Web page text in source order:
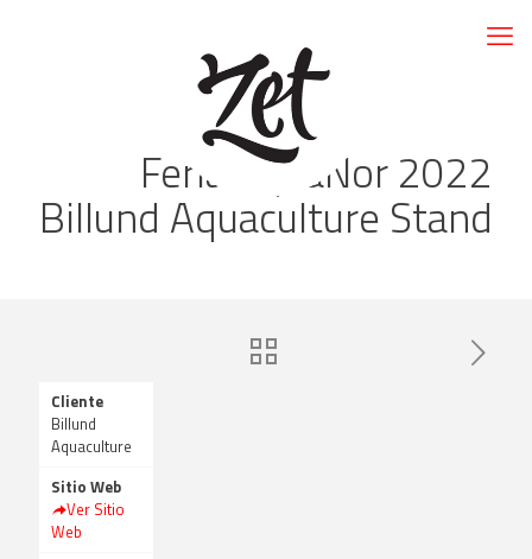
Feria AquaNor 2022
Billund Aquaculture Stand
Cliente
Billund
Aquaculture
Sitio Web
Ver Sitio
Web